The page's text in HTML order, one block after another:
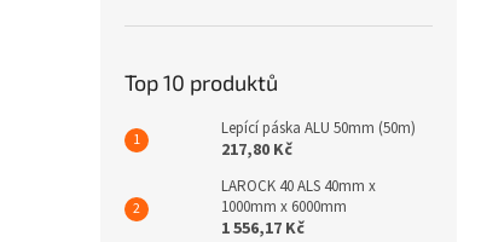
Top 10 produktů
Lepící páska ALU 50mm (50m)
217,80 Kč
LAROCK 40 ALS 40mm x
1000mm x 6000mm
1 556,17 Kč